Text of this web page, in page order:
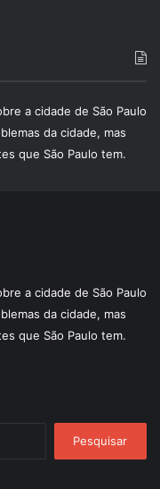
a cidade de São Paulo
da cidade, mas
que São Paulo tem.
a cidade de São Paulo
da cidade, mas
que São Paulo tem.